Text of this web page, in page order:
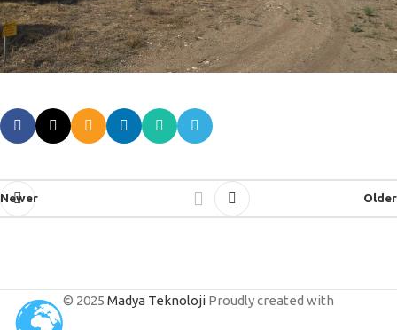
Newer Older
© 2025 Madya Teknoloji Proudly created with